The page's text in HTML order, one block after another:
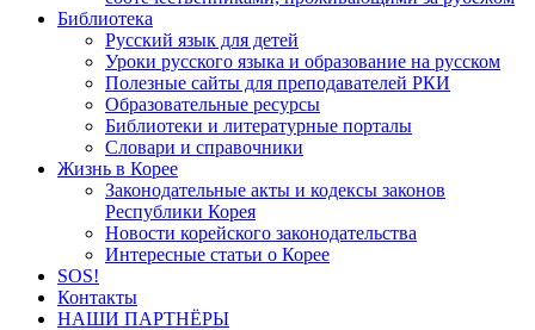
Библиотека
Русский язык для детей
Уроки русского языка и образование на русском
Полезные сайты для преподавателей РКИ
Образовательные ресурсы
Библиотеки и литературные порталы
Словари и справочники
Жизнь в Корее
Законодательные акты и кодексы законов
Республики Корея
Новости корейского законодательства
Интересные статьи о Корее
SOS!
Контакты
НАШИ ПАРТНЁРЫ